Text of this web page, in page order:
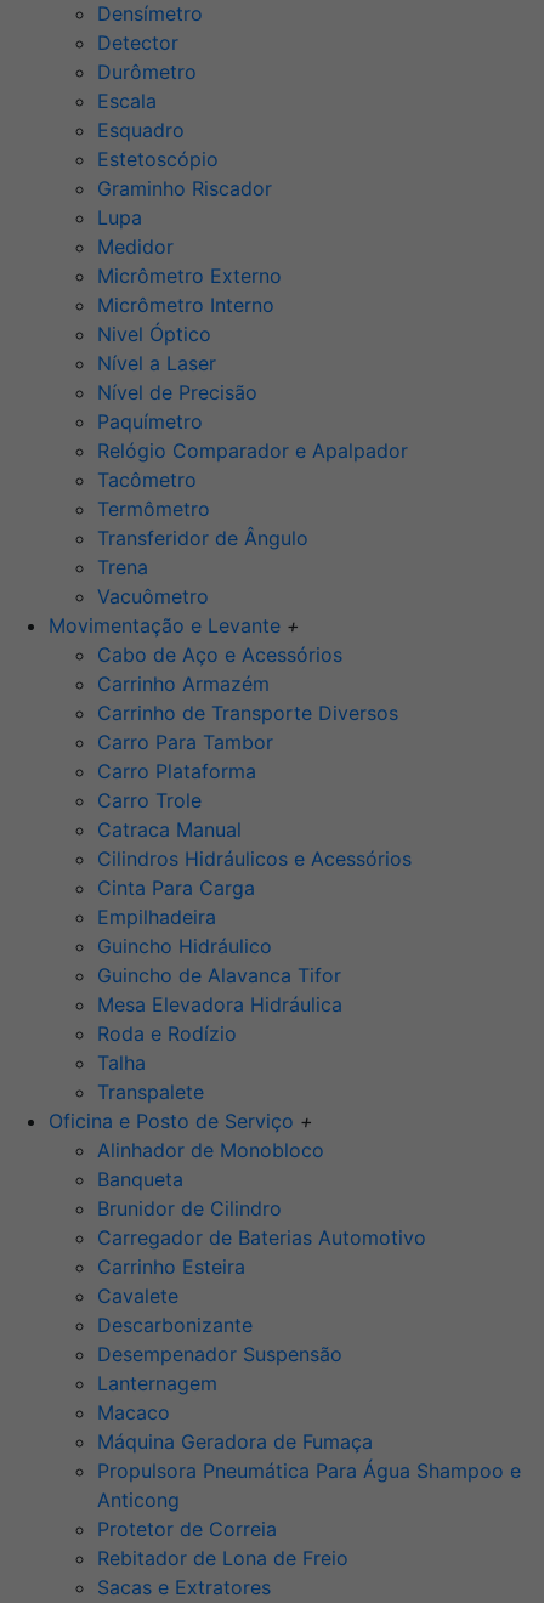
Densímetro
Detector
Durômetro
Escala
Esquadro
Estetoscópio
Graminho Riscador
Lupa
Medidor
Micrômetro Externo
Micrômetro Interno
Nivel Óptico
Nível a Laser
Nível de Precisão
Paquímetro
Relógio Comparador e Apalpador
Tacômetro
Termômetro
Transferidor de Ângulo
Trena
Vacuômetro
Movimentação e Levante +
Cabo de Aço e Acessórios
Carrinho Armazém
Carrinho de Transporte Diversos
Carro Para Tambor
Carro Plataforma
Carro Trole
Catraca Manual
Cilindros Hidráulicos e Acessórios
Cinta Para Carga
Empilhadeira
Guincho Hidráulico
Guincho de Alavanca Tifor
Mesa Elevadora Hidráulica
Roda e Rodízio
Talha
Transpalete
Oficina e Posto de Serviço +
Alinhador de Monobloco
Banqueta
Brunidor de Cilindro
Carregador de Baterias Automotivo
Carrinho Esteira
Cavalete
Descarbonizante
Desempenador Suspensão
Lanternagem
Macaco
Máquina Geradora de Fumaça
Propulsora Pneumática Para Água Shampoo e
Anticong
Protetor de Correia
Rebitador de Lona de Freio
Sacas e Extratores